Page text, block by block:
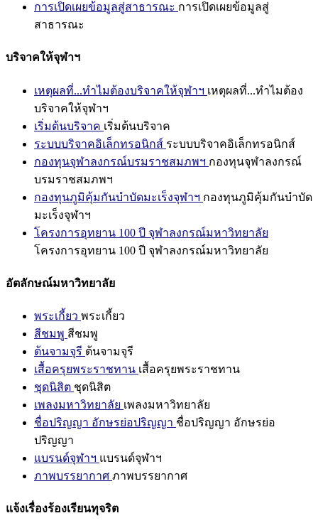
การเปิดเผยข้อมูลสู่สาธารณะ การเปิดเผยข้อมูลสู่
สาธารณะ
บริจาคให้จุฬาฯ
เหตุผลที่...ทำไมต้องบริจาคให้จุฬาฯ เหตุผลที่...ทำไมต้อง
บริจาคให้จุฬาฯ
เริ่มต้นบริจาค เริ่มต้นบริจาค
ระบบบริจาคอิเล็กทรอนิกส์ ระบบบริจาคอิเล็กทรอนิกส์
กองทุนจุฬาลงกรณ์บรมราชสมภพฯ กองทุนจุฬาลงกรณ์
บรมราชสมภพฯ
กองทุนภูมิคุ้มกันบำบัดมะเร็งจุฬาฯ กองทุนภูมิคุ้มกันบำบัด
มะเร็งจุฬาฯ
โครงการอุทยาน 100 ปี จุฬาลงกรณ์มหาวิทยาลัย
โครงการอุทยาน 100 ปี จุฬาลงกรณ์มหาวิทยาลัย
อัตลักษณ์มหาวิทยาลัย
พระเกี้ยว พระเกี้ยว
สีชมพู สีชมพู
ต้นจามจุรี ต้นจามจุรี
เสื้อครุยพระราชทาน เสื้อครุยพระราชทาน
ชุดนิสิต ชุดนิสิต
เพลงมหาวิทยาลัย เพลงมหาวิทยาลัย
ชื่อปริญญา อักษรย่อปริญญา ชื่อปริญญา อักษรย่อ
ปริญญา
แบรนด์จุฬาฯ แบรนด์จุฬาฯ
ภาพบรรยากาศ ภาพบรรยากาศ
แจ้งเรื่องร้องเรียนทุจริต